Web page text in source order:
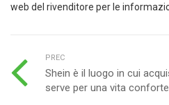
web del rivenditore per le
PREC
Shein è il luogo in cui
serve per una vita